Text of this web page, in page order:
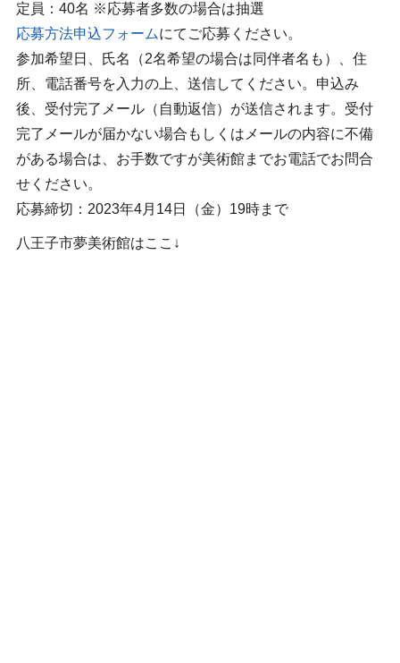
定員：40名 ※応募者多数の場合は抽選
応募方法申込フォームにてご応募ください。
参加希望日、氏名（2名希望の場合は同伴者名も）、住
所、電話番号を入力の上、送信してください。申込み
後、受付完了メール（自動返信）が送信されます。受付
完了メールが届かない場合もしくはメールの内容に不備
がある場合は、お手数ですが美術館までお電話でお問合
せください。
応募締切：2023年4月14日（金）19時まで
八王子市夢美術館はここ↓